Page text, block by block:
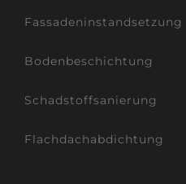
Fassadeninstandsetzung
Bodenbeschichtung
Schadstoffsanierung
Flachdachabdichtung